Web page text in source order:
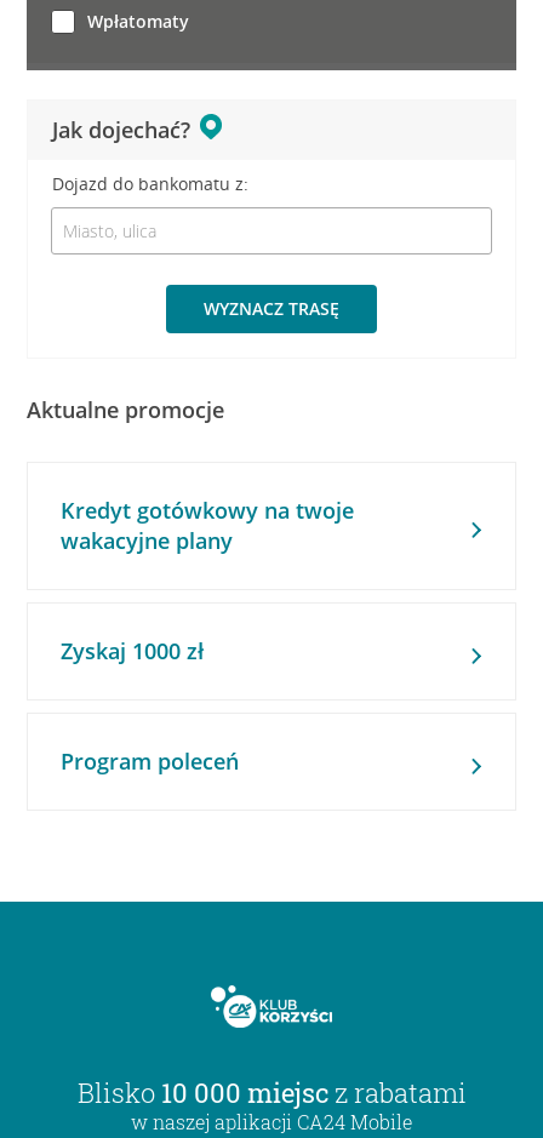
Jak dojechać?
Dojazd do bankomatu z:
WYZNACZ TRASĘ
Wpłatomaty
Aktualne promocje
Kredyt gotówkowy na twoje
wakacyjne plany
Zyskaj 1000 zł
Program poleceń
Blisko 10 000 miejsc z rabatami
w naszej aplikacji CA24 Mobile